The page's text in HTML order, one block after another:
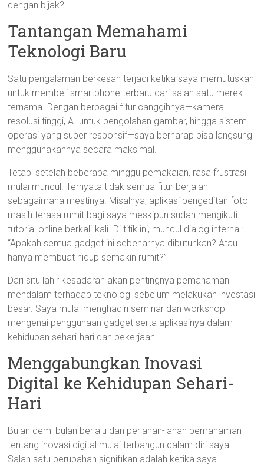
dengan bijak?
Tantangan Memahami
Teknologi Baru
Satu pengalaman berkesan terjadi ketika saya memutuskan
untuk membeli smartphone terbaru dari salah satu merek
ternama. Dengan berbagai fitur canggihnya—kamera
resolusi tinggi, AI untuk pengolahan gambar, hingga sistem
operasi yang super responsif—saya berharap bisa langsung
menggunakannya secara maksimal.
Tetapi setelah beberapa minggu pemakaian, rasa frustrasi
mulai muncul. Ternyata tidak semua fitur berjalan
sebagaimana mestinya. Misalnya, aplikasi pengeditan foto
masih terasa rumit bagi saya meskipun sudah mengikuti
tutorial online berkali-kali. Di titik ini, muncul dialog internal:
“Apakah semua gadget ini sebenarnya dibutuhkan? Atau
hanya membuat hidup semakin rumit?”
Dari situ lahir kesadaran akan pentingnya pemahaman
mendalam terhadap teknologi sebelum melakukan investasi
besar. Saya mulai menghadiri seminar dan workshop
mengenai penggunaan gadget serta aplikasinya dalam
kehidupan sehari-hari dan pekerjaan.
Menggabungkan Inovasi
Digital ke Kehidupan Sehari-
Hari
Bulan demi bulan berlalu dan perlahan-lahan pemahaman
tentang inovasi digital mulai terbangun dalam diri saya.
Salah satu perubahan signifikan adalah ketika saya